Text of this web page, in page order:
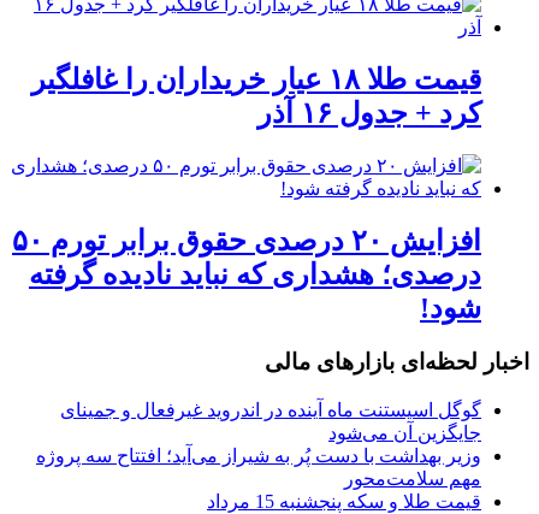
قیمت طلا ۱۸ عیار خریداران را غافلگیر
کرد + جدول ۱۶ آذر
افزایش ۲۰ درصدی حقوق برابر تورم ۵۰
درصدی؛ هشداری که نباید نادیده گرفته
شود!
اخبار لحظه‌ای بازارهای مالی
گوگل اسیستنت ماه آینده در اندروید غیرفعال و جمینای
جایگزین آن می‌شود
وزیر بهداشت با دست پُر به شیراز می‌آید؛ افتتاح سه پروژه
مهم سلامت‌محور
قیمت طلا و سکه پنجشنبه 15 مرداد